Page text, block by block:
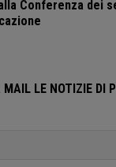
Conferenza dei
MAIL LE NOTIZIE DI